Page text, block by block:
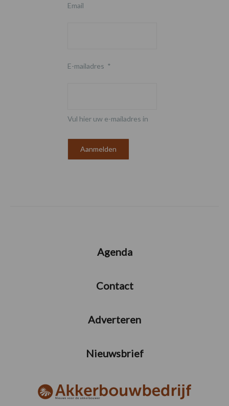
Email
E-mailadres *
Vul hier uw e-mailadres in
Agenda
Contact
Adverteren
Nieuwsbrief